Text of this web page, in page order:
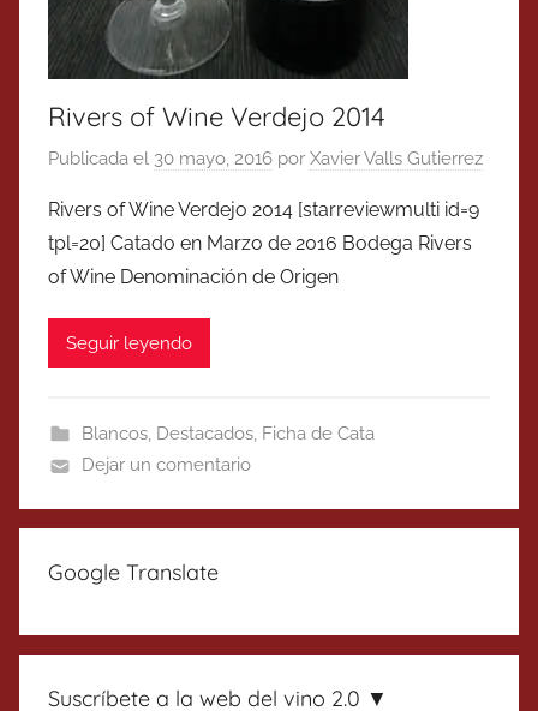
Rivers of Wine Verdejo 2014
Publicada el 30 mayo, 2016 por Xavier Valls Gutierrez
Rivers of Wine Verdejo 2014 [starreviewmulti id=9
tpl=20] Catado en Marzo de 2016 Bodega Rivers
of Wine Denominación de Origen
Seguir leyendo
Blancos, Destacados, Ficha de Cata
Dejar un comentario
Google Translate
Suscríbete a la web del vino 2.0 ▼